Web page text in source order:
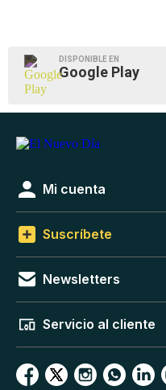
DISPONIBLE EN
Google Play
Mi cuenta
Suscríbete
Newsletters
Servicio al cliente